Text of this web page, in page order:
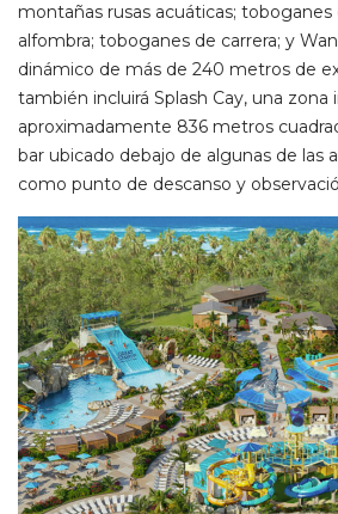
montañas rusas acuáticas;
alfombra; toboganes de carrera; y
dinámico de más de 240 metros de
también incluirá Splash Cay, una zona
aproximadamente 836 metros
bar ubicado debajo de algunas de las
como punto de descanso y